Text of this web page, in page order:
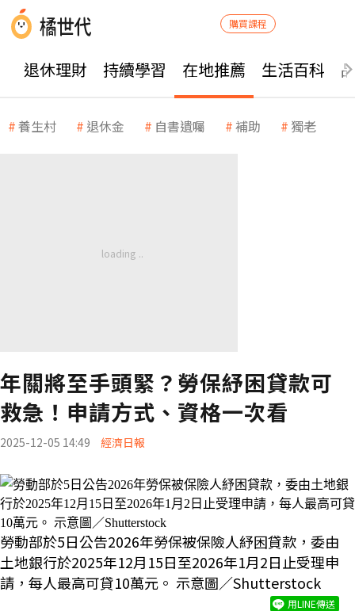
購買課程
退休理財 持續學習 在地推薦 生活百科
養生村 退休金 自書遺囑 補助 獨老
年關將至手頭緊？勞保紓困貸款可
救急！申請方式、資格一次看
2025-12-05 14:49 經濟日報
勞動部於5日公告2026年勞保被保險人紓困貸款，委由
土地銀行於2025年12月15日至2026年1月2日止受理申
請，每人最高可貸10萬元。 示意圖／Shutterstock
用LINE傳送